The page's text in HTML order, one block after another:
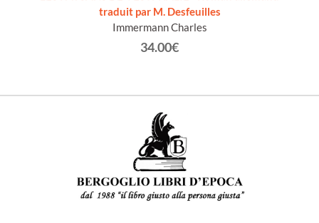
traduit par M. Desfeuilles
Immermann Charles
34.00€